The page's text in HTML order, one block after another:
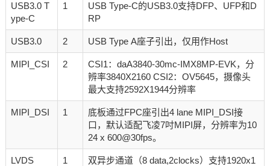
USB3.0 T
ype-C
1
USB Type-C的USB3.0支持DFP、UFP和D
RP
USB3.0 2 USB Type A座子引出，仅用作Host
MIPI_CSI 2
CSI1：daA3840-30mc-IMX8MP-EVK，分
辨率3840X2160 CSI2：OV5645，摄像头
最大支持2592X1944分辨率
MIPI_DSI 1
底板通过FPC座引出4 lane MIPI_DSI接
口，默认适配飞凌7吋MIPI屏，分辨率为10
24 x 600@30fps。
LVDS 1
双异步通道（8 data,2clocks）支持1920x1